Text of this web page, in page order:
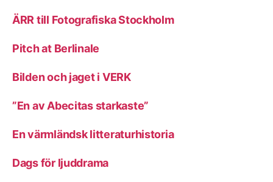
ÄRR till Fotografiska Stockholm
Pitch at Berlinale
Bilden och jaget i VERK
”En av Abecitas starkaste”
En värmländsk litteraturhistoria
Dags för ljuddrama